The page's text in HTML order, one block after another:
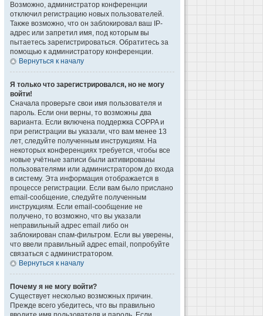
Возможно, администратор конференции
отключил регистрацию новых пользователей.
Также возможно, что он заблокировал ваш IP-
адрес или запретил имя, под которым вы
пытаетесь зарегистрироваться. Обратитесь за
помощью к администратору конференции.
Вернуться к началу
Я только что зарегистрировался, но не могу
войти!
Сначала проверьте свои имя пользователя и
пароль. Если они верны, то возможны два
варианта. Если включена поддержка COPPA и
при регистрации вы указали, что вам менее 13
лет, следуйте полученным инструкциям. На
некоторых конференциях требуется, чтобы все
новые учётные записи были активированы
пользователями или администратором до входа
в систему. Эта информация отображается в
процессе регистрации. Если вам было прислано
email-сообщение, следуйте полученным
инструкциям. Если email-сообщение не
получено, то возможно, что вы указали
неправильный адрес email либо он
заблокирован спам-фильтром. Если вы уверены,
что ввели правильный адрес email, попробуйте
связаться с администратором.
Вернуться к началу
Почему я не могу войти?
Существует несколько возможных причин.
Прежде всего убедитесь, что вы правильно